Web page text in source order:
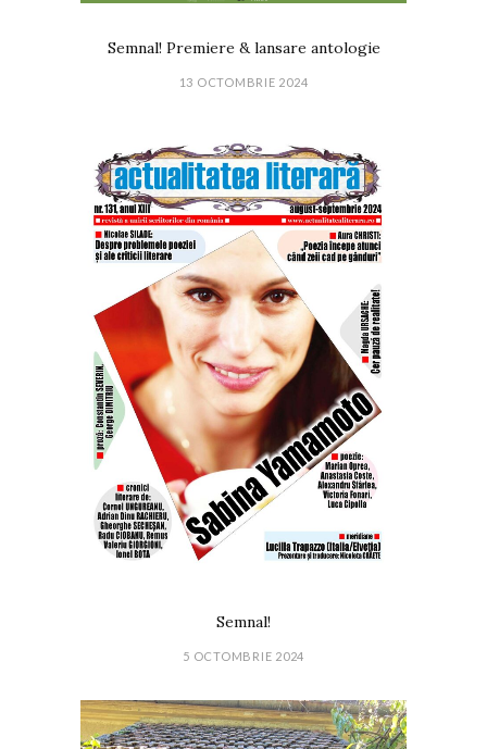
Semnal! Premiere & lansare antologie
13 OCTOMBRIE 2024
Semnal!
5 OCTOMBRIE 2024